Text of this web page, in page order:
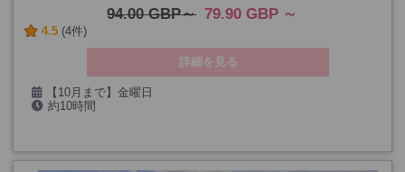
94.00 GBP 79.90 GBP
4.5 (4件)
詳細を見る
【10月まで】金曜日
【11月～】火・金曜日(12/25、1/1を除く)
《10月まで》2名様より
《11月～》6名様より
約10時間